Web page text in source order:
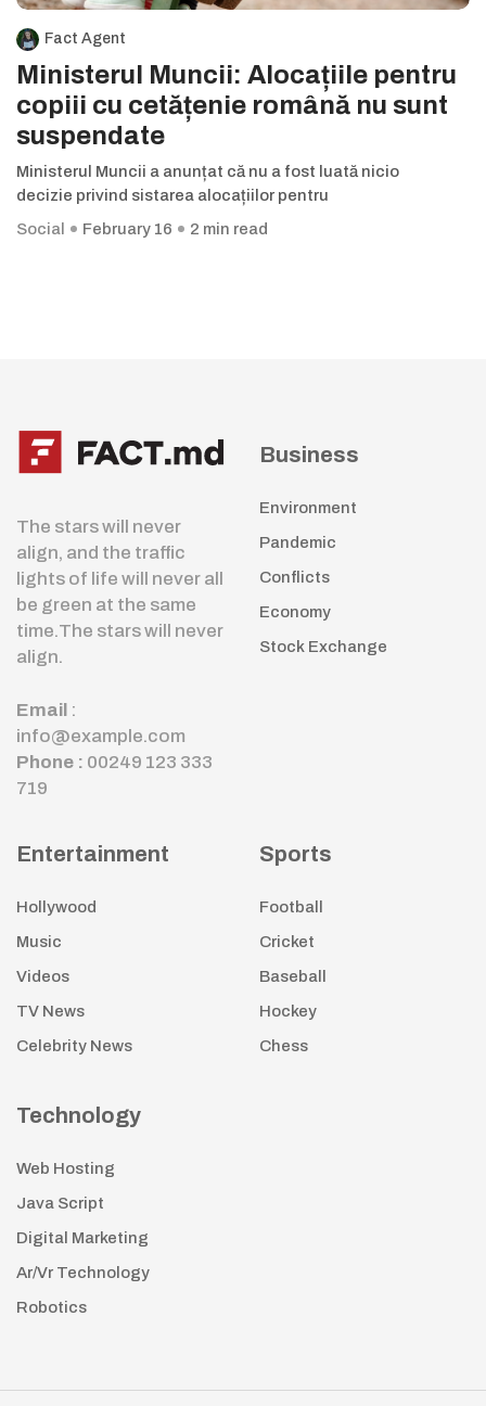
Fact Agent
Ministerul Muncii: Alocațiile pentru
copiii cu cetățenie română nu sunt
suspendate
Ministerul Muncii a anunțat că nu a fost luată nicio
decizie privind sistarea alocațiilor pentru
Social
February 16 2 min read
The stars will never
align, and the traffic
lights of life will never all
be green at the same
time.The stars will never
align.
Email :
info@example.com
Phone : 00249 123 333
719
Business
Environment
Pandemic
Conflicts
Economy
Stock Exchange
Entertainment
Hollywood
Music
Videos
TV News
Celebrity News
Sports
Football
Cricket
Baseball
Hockey
Chess
Technology
Web Hosting
Java Script
Digital Marketing
Ar/Vr Technology
Robotics